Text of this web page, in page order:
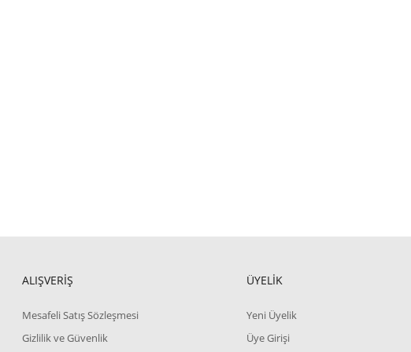
ALIŞVERİŞ
Mesafeli Satış Sözleşmesi
Gizlilik ve Güvenlik
ÜYELİK
Yeni Üyelik
Üye Girişi